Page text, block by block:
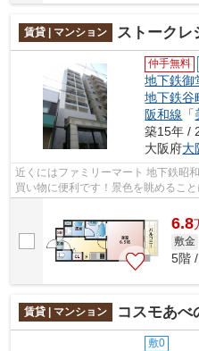
賃貸 | マンション ストークレ
仲手無料
地下鉄御
地下鉄谷
阪和線 「
築15年 /
大阪府大
近くにはファミリーマート 地下鉄昭
買い物に便利です！景色を眺めるこ
恐れも少なくしてくれます！2駅利用
6.8
敷金
5階
賃貸 | マンション コスモあべ
敷0